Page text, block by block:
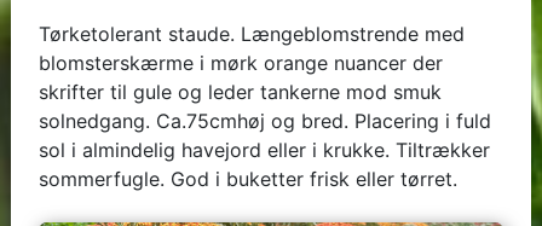
Tørketolerant staude. Længeblomstrende med
blomsterskærme i mørk orange nuancer der
skrifter til gule og leder tankerne mod smuk
solnedgang. Ca.75cmhøj og bred. Placering i fuld
sol i almindelig havejord eller i krukke. Tiltrækker
sommerfugle. God i buketter frisk eller tørret.